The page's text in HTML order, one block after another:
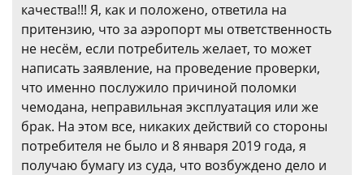
качества!!! Я, как и положено, ответила на
притензию, что за аэропорт мы ответственность
не несём, если потребитель желает, то может
написать заявление, на проведение проверки,
что именно послужило причиной поломки
чемодана, неправильная эксплуатация или же
брак. На этом все, никаких действий со стороны
потребителя не было и 8 января 2019 года, я
получаю бумагу из суда, что возбуждено дело и